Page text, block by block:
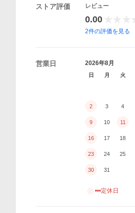
ストア評価 レビュー
0.00
2件の評価を見る
営業日 2026年8月
日 月 火
2 3 4
9 10 11
16 17 18
23 24 25
30 31
•••定休日